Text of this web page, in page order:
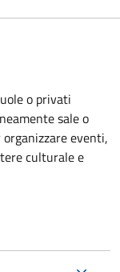
o privati
sale o
eventi,
culturale e